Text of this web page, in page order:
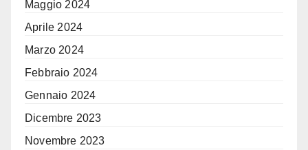
Maggio 2024
Aprile 2024
Marzo 2024
Febbraio 2024
Gennaio 2024
Dicembre 2023
Novembre 2023